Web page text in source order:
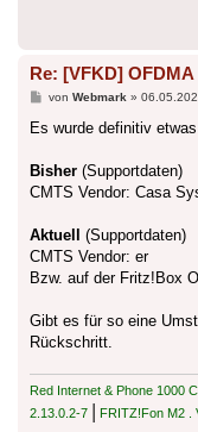
Re: [VFKD]
Beitrag
von Webmark »
Es wurde definitiv
Bisher (Supportdaten)
CMTS Vendor: Casa
Aktuell
(Supportdaten)
CMTS Vendor: er
Bzw. auf der Fritz!Box
Gibt es für so eine
Rückschritt.
Red Internet & Phone 1000
2.13.0.2-7
FRITZ!Fon M2 .